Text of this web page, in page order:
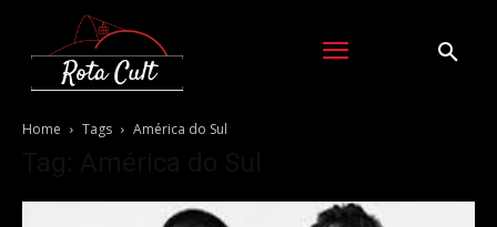
Home Tags América do Sul